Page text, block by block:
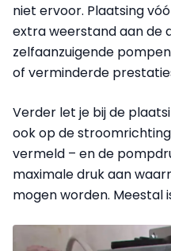
niet ervoor. Plaatsing
extra weerstand aan de
zelfaanzuigende
of verminderde
Verder let je bij de
ook op de
vermeld – en de
maximale druk aan
mogen worden. Meestal